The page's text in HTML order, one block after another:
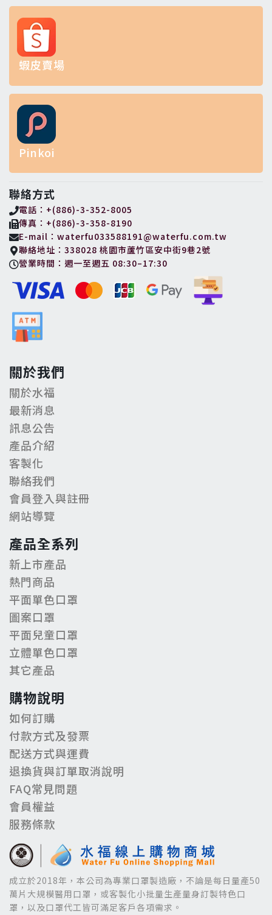
蝦皮賣場
Pinkoi
聯絡方式
電話：+(886)-3-352-8005
傳真：+(886)-3-358-8190
E-mail：waterfu033588191@waterfu.com.tw
聯絡地址：338028 桃園市蘆竹區安中街9巷2號
營業時間：週一至週五 08:30–17:30
關於我們
關於水福
最新消息
訊息公告
產品介紹
客製化
聯絡我們
會員登入與註冊
網站導覽
產品全系列
新上市產品
熱門商品
平面單色口罩
圖案口罩
平面兒童口罩
立體單色口罩
其它產品
購物說明
如何訂購
付款方式及發票
配送方式與運費
退換貨與訂單取消說明
FAQ常見問題
會員權益
服務條款
成立於2018年，本公司為專業口罩製造廠，不論是每日量產50
萬片大規模醫用口罩，或客製化小批量生產量身訂製特色口
罩，以及口罩代工皆可滿足客戶各項需求。